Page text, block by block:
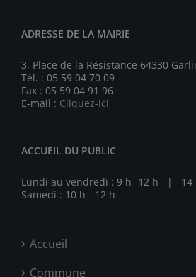
ADRESSE DE LA MAIRIE
3, Place de la Résistance 64330
Tél. : 05 59 04 70 09
Fax : 05 59 04 91 96
E-mail : Cliquez-ici
ACCUEIL DU PUBLIC
Lundi au vendredi : 9 h -12 h | 14
Samedi : 10 h - 12 h
Accueil
Commune